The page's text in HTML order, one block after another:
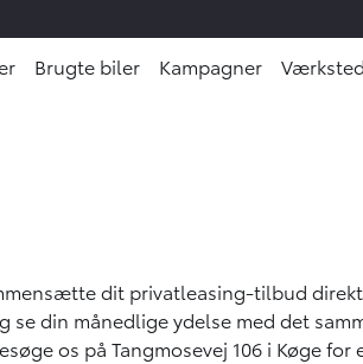
Brugte biler Kampagner Værksted
dit privatleasing-tilbud
din månedlige ydelse med det
os på Tangmosevej 106 i Køge